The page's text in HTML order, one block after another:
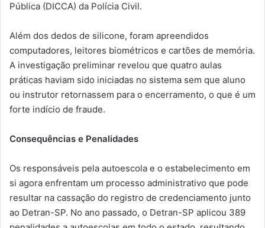
Pública (DICCA) da Polícia Civil.
Além dos dedos de silicone, foram apreendidos
computadores, leitores biométricos e cartões de memória.
A investigação preliminar revelou que quatro aulas
práticas haviam sido iniciadas no sistema sem que aluno
ou instrutor retornassem para o encerramento, o que é um
forte indício de fraude.
Consequências e Penalidades
Os responsáveis pela autoescola e o estabelecimento em
si agora enfrentam um processo administrativo que pode
resultar na cassação do registro de credenciamento junto
ao Detran-SP. No ano passado, o Detran-SP aplicou 389